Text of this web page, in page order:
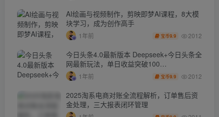
AI绘画与视频制作，剪映即梦AI课程，8大模
块学习，成为创作高手
1年前 宝币9.9 2012
今日头条4.0最新版本 Deepseek+今日头条全
网最新玩法，单日收益突破100…
1年前 宝币9.9 2012
2025淘系电商对账全流程解析，订单售后资
金处理，三大报表闭环管理